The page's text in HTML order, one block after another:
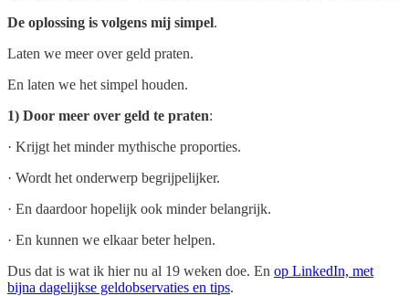
De oplossing is volgens mij simpel.
Laten we meer over geld praten.
En laten we het simpel houden.
1) Door meer over geld te praten:
· Krijgt het minder mythische proporties.
· Wordt het onderwerp begrijpelijker.
· En daardoor hopelijk ook minder belangrijk.
· En kunnen we elkaar beter helpen.
Dus dat is wat ik hier nu al 19 weken doe. En op LinkedIn, met
bijna dagelijkse geldobservaties en tips.